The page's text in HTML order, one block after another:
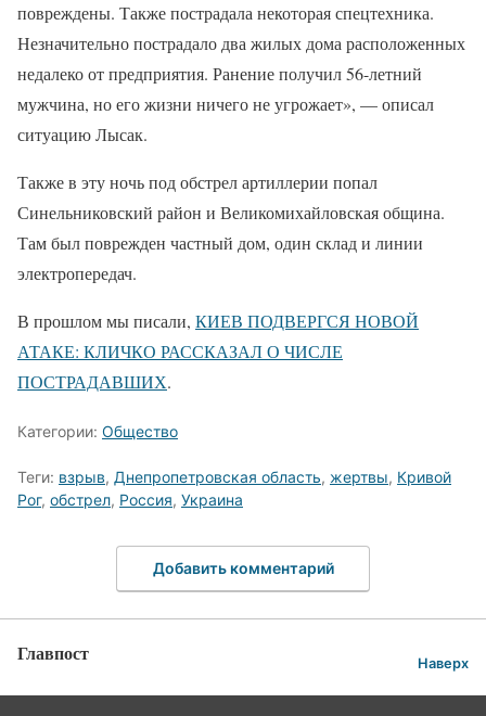
повреждены. Также пострадала некоторая спецтехника.
Незначительно пострадало два жилых дома расположенных
недалеко от предприятия. Ранение получил 56-летний
мужчина, но его жизни ничего не угрожает», — описал
ситуацию Лысак.
Также в эту ночь под обстрел артиллерии попал
Синельниковский район и Великомихайловская община.
Там был поврежден частный дом, один склад и линии
электропередач.
В прошлом мы писали, КИЕВ ПОДВЕРГСЯ НОВОЙ
АТАКЕ: КЛИЧКО РАССКАЗАЛ О ЧИСЛЕ
ПОСТРАДАВШИХ.
Категории: Общество
Теги: взрыв, Днепропетровская область, жертвы, Кривой
Рог, обстрел, Россия, Украина
Добавить комментарий
Главпост Наверх